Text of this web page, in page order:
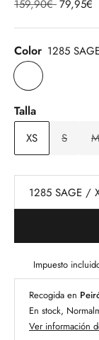
159,90€Precio
79,95€
Color 1285
Talla
XS S M
Impuesto
Recogida en
En stock,
Ver información